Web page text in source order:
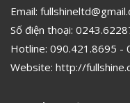
Email:
Số điện thoại:
Hotline: 090.421.8695 -
Website: http://